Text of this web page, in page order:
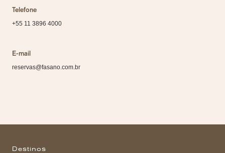
Telefone
+55 11 3896 4000
E-mail
reservas@fasano.com.br
Destinos